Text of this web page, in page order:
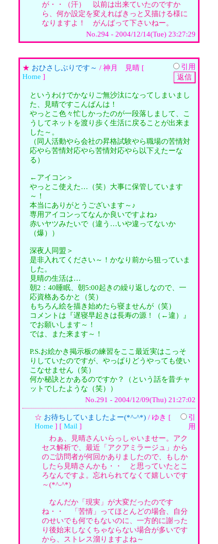
が・・（汗） 以前は出来ていたのですか
ら、何か設定を変えればきっと又描ける様に
なりますよ！ がんばって下さいねー。
No.294 - 2004/12/14(Tue) 23:27:29
★ おひさしぶりです～ / 神月 見晴 [
Home ]
引用
というわけでかなりご無沙汰になってしまいまし
た、見晴ですこんばんは！
やっとこ色々忙しかったのが一段落しまして、こ
うしてネットを渡り歩く生活に戻ることが出来ま
した～。
（同人活動やら会社の昇格試験やら職場の苦情対
応やら苦情対応やら苦情対応やら以下えたーな
る）
←アイコン＞
やっとこ使えた…（笑）大事に保管しています
～！
本当にありがとうございます～♪
専用アイコンってなんか良いですよね♪
赤いヤツみたいで（違う…いや違ってないか
（爆））
深夜人同盟＞
是非入れてください～！かなり前から狙っていま
した。
見晴の生活は…
朝2：40睡眠、朝5:00起きの繰り返しなので、一
応資格あるかと（笑）
もちろん絵を描き始めたら寝ませんが（笑）
コメントは『遅寝早起きは長寿の源！（←違）』
でお願いします～！
では、また来ます～！
P.S.お絵かき掲示板の練習をここ最近実はこっそ
りしていたのですが、やっぱりどうやっても使い
こなせません（笑）
何か秘訣とかあるのですか？（という話を昔チャ
ットでしたような（笑））
No.291 - 2004/12/09(Thu) 21:27:02
☆ お待ちしていましたよー(*^-^*) / ゆき [
Home ] [ Mail ]
引
用
わぁ、見晴さんいらっしゃいませー。アク
セス解析で、最近「アクアミラージュ」から
のご訪問者が何回かありましたので、もしか
したら見晴さんかも・・ と思っていたとこ
ろなんですよ。忘れられてなくて嬉しいです
～(*^-^*)
なんだか「現実」が大変だったのです
ね・・ 「苦情」ってほとんどの場合、自分
のせいでも何でもないのに、一方的に謝った
り後始末しなくちゃならない場合が多いです
から、ストレス溜りますよね～